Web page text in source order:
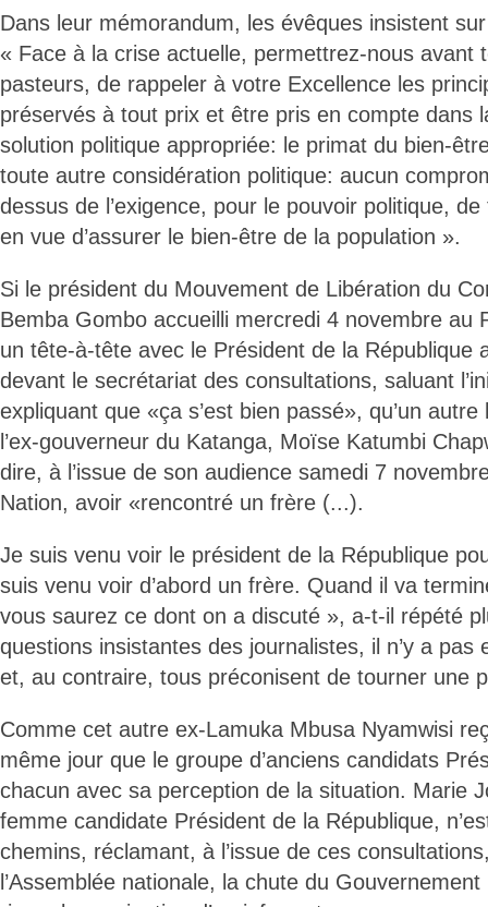
Dans leur mémorandum, les évêques insistent
« Face à la crise actuelle, permettrez-nous avant
pasteurs, de rappeler à votre Excellence les
préservés à tout prix et être pris en compte dans
solution politique appropriée: le primat du bien-
toute autre considération politique: aucun
dessus de l’exigence, pour le pouvoir politique,
en vue d’assurer le bien-être de la population ».
Si le président du Mouvement de Libération du
Bemba Gombo accueilli mercredi 4 novembre au
un tête-à-tête avec le Président de la République
devant le secrétariat des consultations, saluant
expliquant que «ça s’est bien passé», qu’un
l’ex-gouverneur du Katanga, Moïse Katumbi
dire, à l’issue de son audience samedi 7
Nation, avoir «rencontré un frère (...).
Je suis venu voir le président de la République
suis venu voir d’abord un frère. Quand il va
vous saurez ce dont on a discuté », a-t-il répété
questions insistantes des journalistes, il n’y a pas
et, au contraire, tous préconisent de tourner une
Comme cet autre ex-Lamuka Mbusa Nyamwisi
même jour que le groupe d’anciens candidats
chacun avec sa perception de la situation. Marie
femme candidate Président de la République,
chemins, réclamant, à l’issue de ces
l’Assemblée nationale, la chute du